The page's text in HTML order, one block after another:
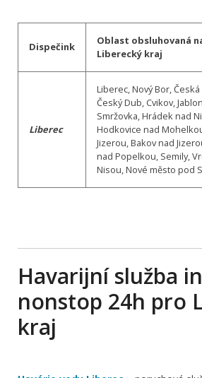
Dispečink
Oblast obsluhovaná
Liberecký kraj
Liberec
Liberec, Nový Bor,
Český Dub, Cvikov,
Smržovka, Hrádek nad
Hodkovice nad
Jizerou, Bakov nad
nad Popelkou, Semily,
Nisou, Nové město pod
Havarijní služba
nonstop 24h pro
kraj